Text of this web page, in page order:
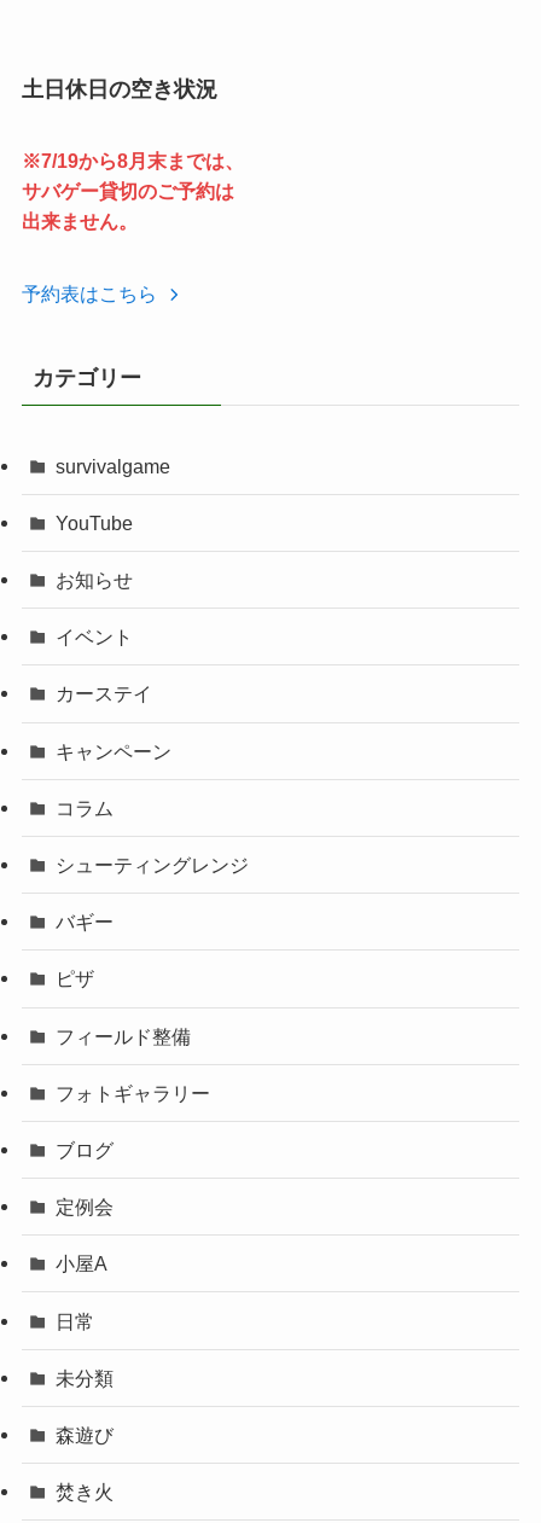
土日休日の空き状況
※7/19から8月末までは、
サバゲー貸切のご予約は
出来ません。
予約表はこちら
カテゴリー
survivalgame
YouTube
お知らせ
イベント
カーステイ
キャンペーン
コラム
シューティングレンジ
バギー
ピザ
フィールド整備
フォトギャラリー
ブログ
定例会
小屋A
日常
未分類
森遊び
焚き火